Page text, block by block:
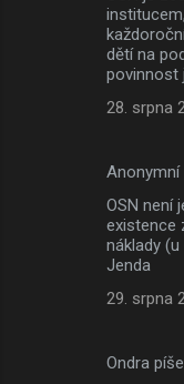
dětí na
povinnost
28. srpna
Anonymní
OSN není
existence
náklady (u
Jenda
29. srpna
Ondra píše…